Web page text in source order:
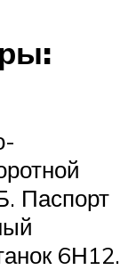
Паспорт
6Н12.